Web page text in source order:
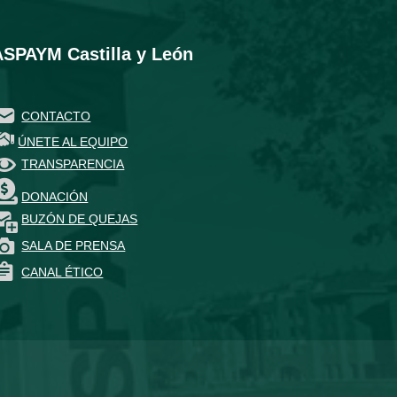
Castilla y León
CONTACTO
ÚNETE AL EQUIPO
TRANSPARENCIA
DONACIÓN
BUZÓN DE QUEJAS
SALA DE PRENSA
CANAL ÉTICO